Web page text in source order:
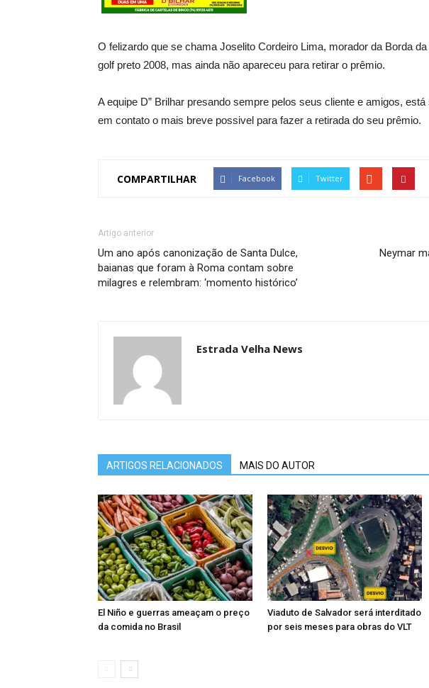
O felizardo que se chama Joselito Cordeiro Lima, morador da Borda
golf preto 2008, mas ainda não apareceu para retirar o prêmio.
A equipe D” Brilhar presando sempre pelos seus cliente e amigos,
em contato o mais breve possivel para fazer a retirada do seu prêmio.
COMPARTILHAR Facebook Twitter
Artigo anterior
Um ano após canonização de Santa Dulce,
baianas que foram à Roma contam sobre
milagres e relembram: ‘momento histórico’
Neymar
Estrada Velha News
ARTIGOS RELACIONADOS MAIS DO AUTOR
El Niño e guerras ameaçam o preço
da comida no Brasil
Viaduto de Salvador será interditado
por seis meses para obras do VLT